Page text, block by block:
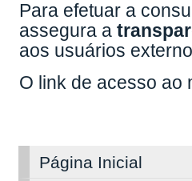
Para efetuar a
assegura a
aos usuários
O link de acesso ao
Página Inicial